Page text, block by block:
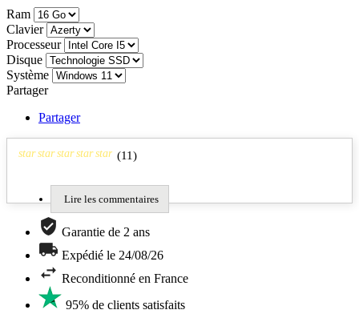
Ram
Clavier
Processeur
Disque
Système
Partager
Partager
star star star star star (11)
Lire les commentaires
Garantie de 2 ans
Expédié le 24/08/26
Reconditionné en France
95% de clients satisfaits